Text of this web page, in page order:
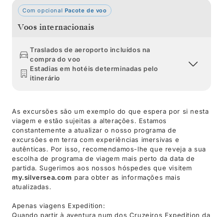
Com opcional Pacote de voo
Voos internacionais
Traslados de aeroporto incluídos na
compra do voo
Estadias em hotéis determinadas pelo
itinerário
As excursões são um exemplo do que espera por si nesta
viagem e estão sujeitas a alterações. Estamos
constantemente a atualizar o nosso programa de
excursões em terra com experiências imersivas e
autênticas. Por isso, recomendamos-lhe que reveja a sua
escolha de programa de viagem mais perto da data de
partida. Sugerimos aos nossos hóspedes que visitem
my.silversea.com para obter as informações mais
atualizadas.
Apenas viagens Expedition:
Quando partir à aventura num dos Cruzeiros Expedition da